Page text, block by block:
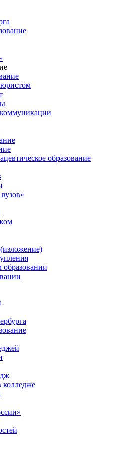
образование
колледже